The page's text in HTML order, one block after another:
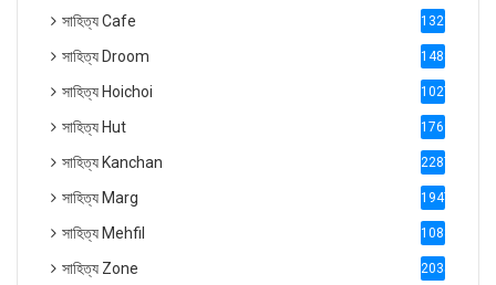
সাহিত্য Cafe 1321
সাহিত্য Droom 1488
সাহিত্য Hoichoi 1027
সাহিত্য Hut 1769
সাহিত্য Kanchan 2287
সাহিত্য Marg 1947
সাহিত্য Mehfil 1088
সাহিত্য Zone 2035